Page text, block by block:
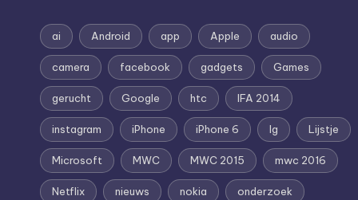
ai Android app Apple audio
camera facebook gadgets Games
gerucht Google htc IFA 2014
instagram iPhone iPhone 6 lg Lijstje
Microsoft MWC MWC 2015 mwc 2016
Netflix nieuws nokia onderzoek